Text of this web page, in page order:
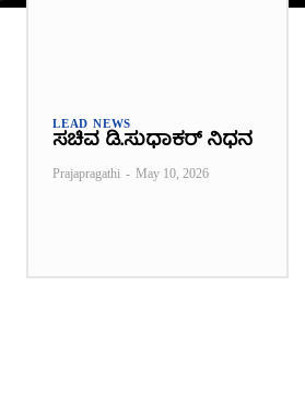
LEAD NEWS
ಸಚಿವ ಡಿ.ಸುಧಾಕರ್ ನಿಧನ
Prajapragathi - May 10, 2026